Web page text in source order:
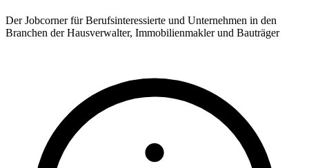
Der Jobcorner für Berufsinteressierte und Unternehmen in den
Branchen der Hausverwalter, Immobilienmakler und Bauträger